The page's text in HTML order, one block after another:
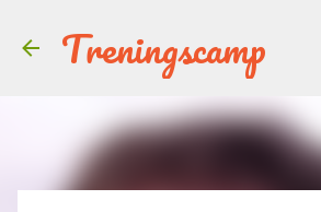
Treningscamp